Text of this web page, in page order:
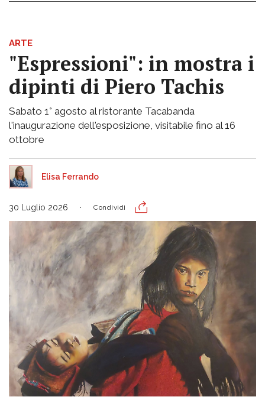
ARTE
"Espressioni": in mostra i
dipinti di Piero Tachis
Sabato 1° agosto al ristorante Tacabanda
l'inaugurazione dell'esposizione, visitabile fino al 16
ottobre
Elisa Ferrando
30 Luglio 2026 Condividi